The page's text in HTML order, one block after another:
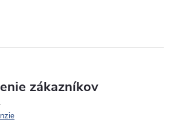
zákazníkov